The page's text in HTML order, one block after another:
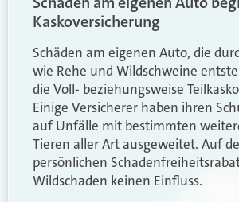
Kaskoversicherung
Schäden am eigenen Auto, die
wie Rehe und Wildschweine
die Voll- beziehungsweise
Einige Versicherer haben ihren
auf Unfälle mit bestimmten
Tieren aller Art ausgeweitet. Auf
persönlichen
Wildschaden keinen Einfluss.